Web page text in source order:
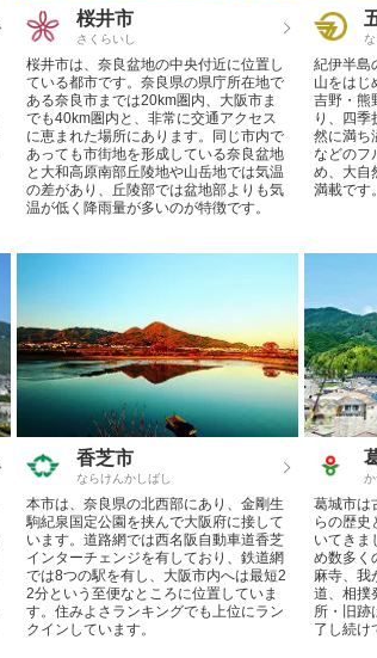
桜井市
さくらいし
桜井市は、奈良盆地の中央付近に位置し
ている都市です。奈良県の県庁所在地で
ある奈良市までは20km圏内、大阪市ま
でも40km圏内と、非常に交通アクセス
に恵まれた場所にあります。同じ市内で
あっても市街地を形成している奈良盆地
と大和高原南部丘陵地や山岳地では気温
の差があり、丘陵部では盆地部よりも気
温が低く降雨量が多いのが特徴です。
な
紀伊半島
山をはじ
吉野・熊
り、四季
然に満ち
などのフ
め、大自
満載です。
香芝市
ならけんかしばし
本市は、奈良県の北西部にあり、金剛生
駒紀泉国定公園を挟んで大阪府に接して
います。道路網では西名阪自動車道香芝
インターチェンジを有しており、鉄道網
では8つの駅を有し、大阪市内へは最短2
2分という至便なところに位置していま
す。住みよさランキングでも上位にラン
クインしています。
か
葛城市は
らの歴史
いてきま
め数多く
麻寺、我
道、相撲
所・旧跡
了し続け